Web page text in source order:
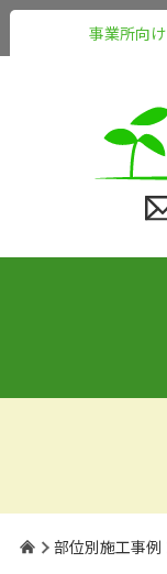
事業所向け
部位別施工事例